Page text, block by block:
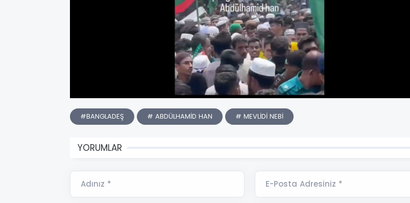
#BANGLADEŞ # ABDÜLHAMİD HAN # MEVLİDİ NEBİ
YORUMLAR
Adınız * E-Posta Adresiniz *